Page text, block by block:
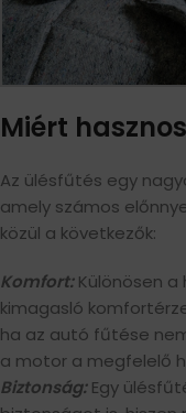
Miért
Az ülésfűtés egy
amely számos
közül a következők:
Komfort:Különösen
kimagasló
ha az autó fűtése
a motor a megfelelő
Biztonság:Egy